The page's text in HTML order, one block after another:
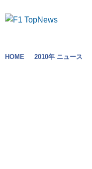
HOME 2010年 ニュース